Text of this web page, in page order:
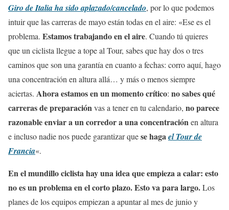
Giro de Italia ha sido aplazado/cancelado, por lo que podemos
intuir que las carreras de mayo están todas en el aire: «Ese es el
problema. Estamos trabajando en el aire. Cuando tú quieres
que un ciclista llegue a tope al Tour, sabes que hay dos o tres
caminos que son una garantía en cuanto a fechas: corro aquí, hago
una concentración en altura allá… y más o menos siempre
aciertas. Ahora estamos en un momento crítico: no sabes qué
carreras de preparaciónvas a tener en tu calendario, no parece
razonable enviar a un corredor a una concentraciónen altura
e incluso nadie nos puede garantizar quese hagael Tour de
Francia«.
En el mundillo ciclista hay una idea que empieza a calar: esto
no es un problema en el corto plazo. Esto va para largo.Los
planes de los equipos empiezan a apuntar al mes de junio y